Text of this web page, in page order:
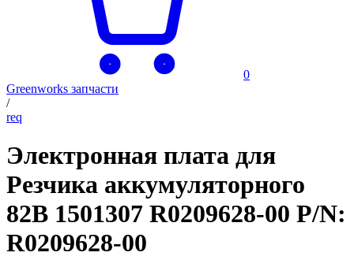
0
Greenworks запчасти
/
req
Электронная плата для
Резчика аккумуляторного
82В 1501307 R0209628-00 P/N:
R0209628-00